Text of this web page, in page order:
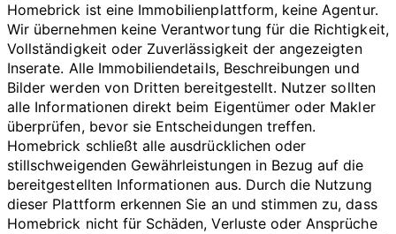
Homebrick ist eine Immobilienplattform, keine Agentur.
Wir übernehmen keine Verantwortung für die Richtigkeit,
Vollständigkeit oder Zuverlässigkeit der angezeigten
Inserate. Alle Immobiliendetails, Beschreibungen und
Bilder werden von Dritten bereitgestellt. Nutzer sollten
alle Informationen direkt beim Eigentümer oder Makler
überprüfen, bevor sie Entscheidungen treffen.
Homebrick schließt alle ausdrücklichen oder
stillschweigenden Gewährleistungen in Bezug auf die
bereitgestellten Informationen aus. Durch die Nutzung
dieser Plattform erkennen Sie an und stimmen zu, dass
Homebrick nicht für Schäden, Verluste oder Ansprüche